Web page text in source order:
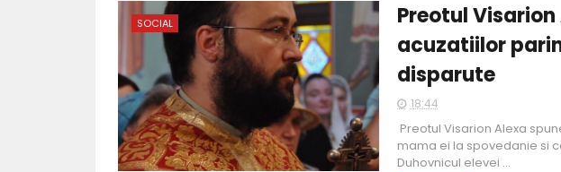
SOCIAL
Preotul
acuzatiilor
disparute
18:44
Preotul Visarion Alexa
mama ei la spovedanie si
Duhovnicul elevei ...